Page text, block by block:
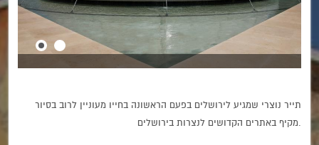
תייר נוצרי שמגיע לירושלים בפעם הראשונה בחייו מעוניין לרוב בסיור